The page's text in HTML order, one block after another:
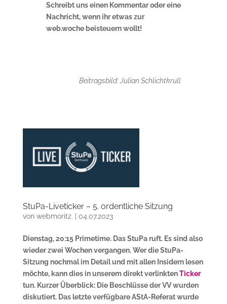
Schreibt uns einen Kommentar oder eine
Nachricht, wenn ihr etwas zur
web.woche beisteuern wollt!
Beitragsbild: Julian Schlichtkrull
StuPa-Liveticker – 5. ordentliche Sitzung
von webmoritz. 04.07.2023
Dienstag, 20:15 Primetime. Das StuPa ruft. Es sind also
wieder zwei Wochen vergangen. Wer die StuPa-
Sitzung nochmal im Detail und mit allen Insidern lesen
möchte, kann dies in unserem direkt verlinktenTicker
tun. Kurzer Überblick: Die Beschlüsse der VV wurden
diskutiert. Das letzte verfügbare AStA-Referat wurde